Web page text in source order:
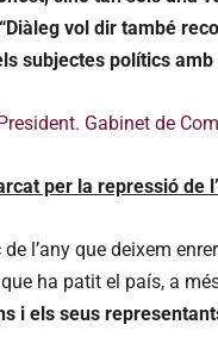
“Diàleg vol dir també
subjectes polítics amb
Gabinet de
per la repressió de
l’any que deixem
que ha patit el país, a
i els seus